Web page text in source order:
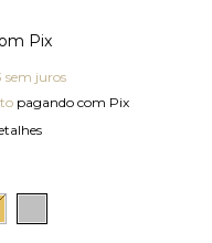
Pix
sem juros
pagando com Pix